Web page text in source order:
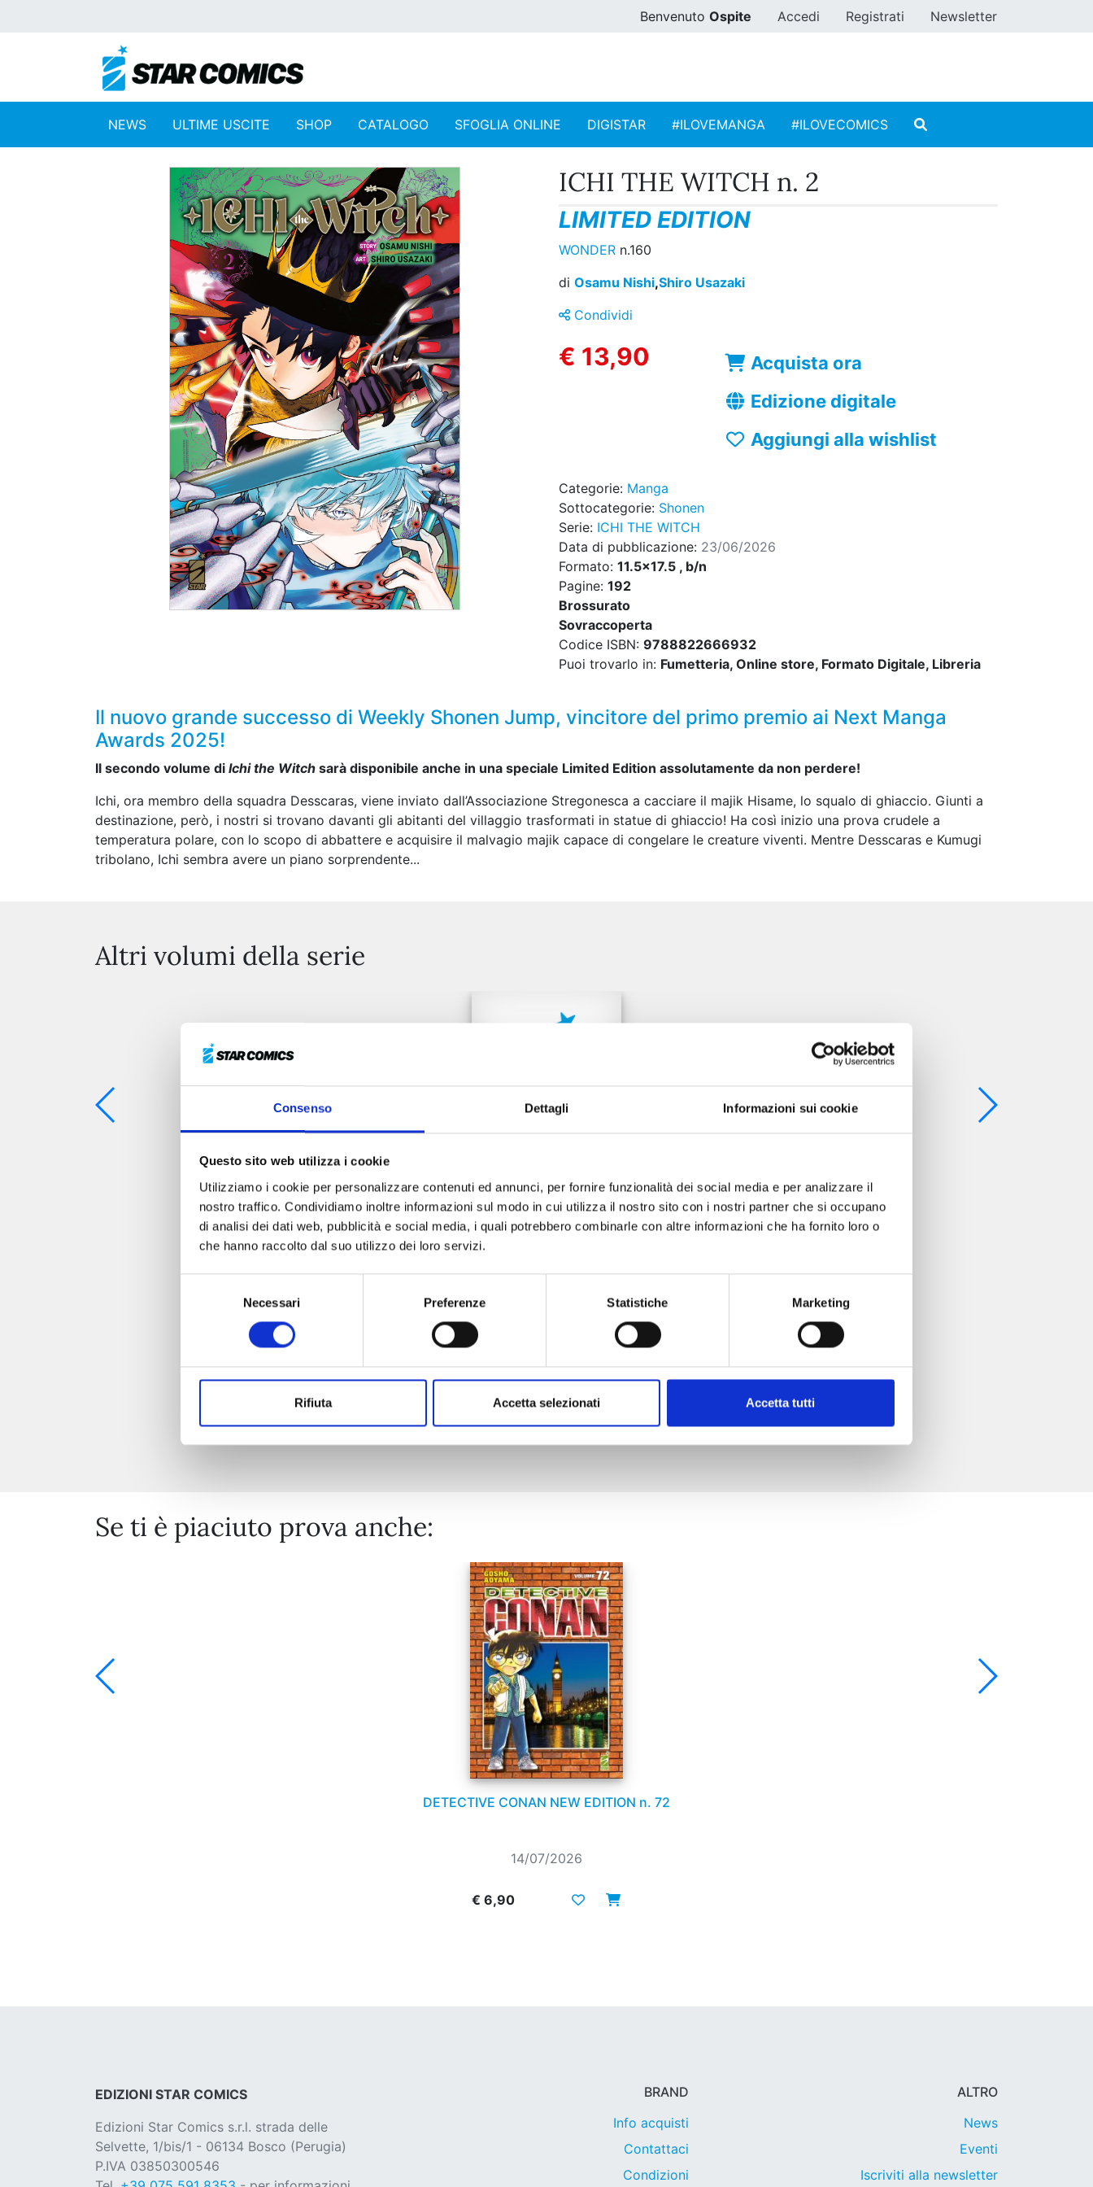
Consenso Dettagli Informazioni sui cookie
Questo sito web utilizza i cookie
Utilizziamo i cookie per personalizzare contenuti ed annunci, per fornire funzionalità dei social media e per analizzare il
nostro traffico. Condividiamo inoltre informazioni sul modo in cui utilizza il nostro sito con i nostri partner che si occupano
di analisi dei dati web, pubblicità e social media, i quali potrebbero combinarle con altre informazioni che ha fornito loro o
che hanno raccolto dal suo utilizzo dei loro servizi.
Necessari Preferenze Statistiche Marketing
Rifiuta Accetta selezionati Accetta tutti
Benvenuto Ospite Accedi Registrati Newsletter
NEWS ULTIME USCITE SHOP CATALOGO SFOGLIA ONLINE DIGISTAR #ILOVEMANGA #ILOVECOMICS
ICHI THE WITCH n. 2
LIMITED EDITION
WONDER n.160
di Osamu Nishi,Shiro Usazaki
Condividi
€ 13,90
Acquista ora
Edizione digitale
Aggiungi alla wishlist
Categorie: Manga
Sottocategorie: Shonen
Serie: ICHI THE WITCH
Data di pubblicazione: 23/06/2026
Formato: 11.5x17.5 , b/n
Pagine: 192
Brossurato
Sovraccoperta
Codice ISBN: 9788822666932
Puoi trovarlo in: Fumetteria, Online store, Formato Digitale, Libreria
Il nuovo grande successo di Weekly Shonen Jump, vincitore del primo premio ai Next Manga
Awards 2025!
Il secondo volume di Ichi the Witch sarà disponibile anche in una speciale Limited Edition assolutamente da non perdere!
Ichi, ora membro della squadra Desscaras, viene inviato dall’Associazione Stregonesca a cacciare il majik Hisame, lo squalo di ghiaccio. Giunti a
destinazione, però, i nostri si trovano davanti gli abitanti del villaggio trasformati in statue di ghiaccio! Ha così inizio una prova crudele a
temperatura polare, con lo scopo di abbattere e acquisire il malvagio majik capace di congelare le creature viventi. Mentre Desscaras e Kumugi
tribolano, Ichi sembra avere un piano sorprendente...
Altri volumi della serie
ICHI THE WITCH n. 4
€ 6,90
Mostra tutto
Se ti è piaciuto prova anche:
DETECTIVE CONAN NEW EDITION n. 72
14/07/2026
€ 6,90
EDIZIONI STAR COMICS
Edizioni Star Comics s.r.l. strada delle
Selvette, 1/bis/1 - 06134 Bosco (Perugia)
P.IVA 03850300546
BRAND
Info acquisti
Contattaci
Condizioni
ALTRO
News
Eventi
Iscriviti alla newsletter